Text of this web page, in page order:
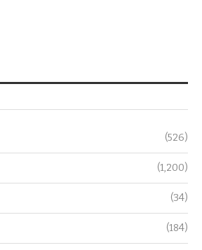
(526)
(1,200)
(34)
(184)